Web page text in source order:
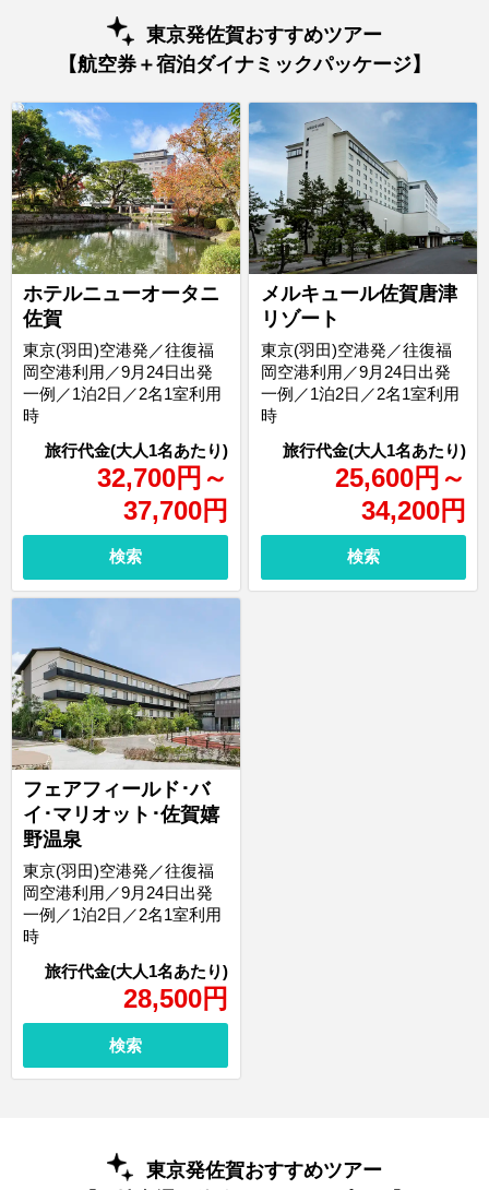
東京発佐賀おすすめツアー
【航空券＋宿泊ダイナミックパッケージ】
ホテルニューオータニ
佐賀
32,700円 ～
37,700円
東京(羽田)空港発／往復福
岡空港利用／9月24日出発
一例／1泊2日／2名1室利用
時
検索
メルキュール佐賀唐津
リゾート
25,600円 ～
34,200円
東京(羽田)空港発／往復福
岡空港利用／9月24日出発
一例／1泊2日／2名1室利用
時
検索
フェアフィールド･バ
イ･マリオット･佐賀嬉
野温泉
28,500円
東京(羽田)空港発／往復福
岡空港利用／9月24日出発
一例／1泊2日／2名1室利用
時
検索
東京発佐賀おすすめツアー